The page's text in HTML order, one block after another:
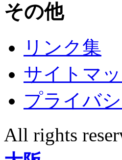
その他
リンク集
サイトマ
プライバ
All rights